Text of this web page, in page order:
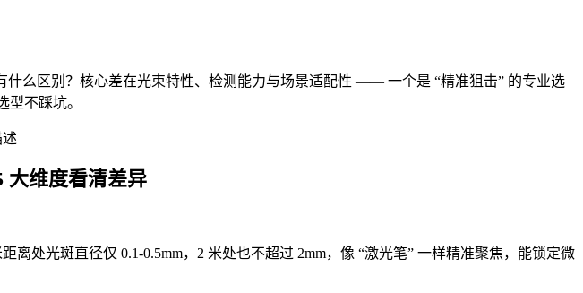
么区别？核心差在光束特性、检测能力与场景适配性 —— 一个是 “精准狙击” 的专业选
不踩坑。
大维度看清差异
处光斑直径仅 0.1-0.5mm，2 米处也不超过 2mm，像 “激光笔” 一样精准聚焦，能锁定微